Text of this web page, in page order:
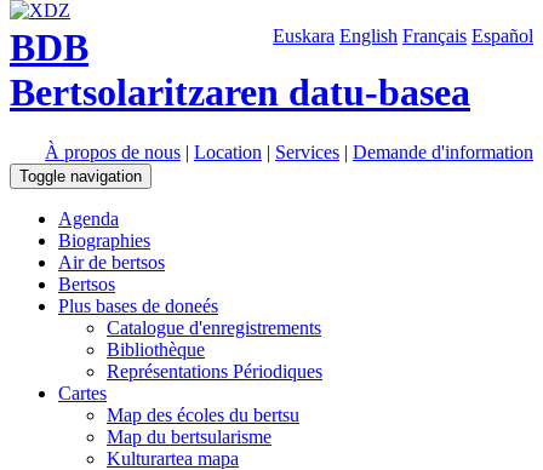
Euskara English Français Español
BDB
Bertsolaritzaren datu-basea
À propos de nous | Location | Services | Demande d'information
Toggle navigation
Agenda
Biographies
Air de bertsos
Bertsos
Plus bases de doneés
Catalogue d'enregistrements
Bibliothèque
Représentations Périodiques
Cartes
Map des écoles du bertsu
Map du bertsularisme
Kulturartea mapa